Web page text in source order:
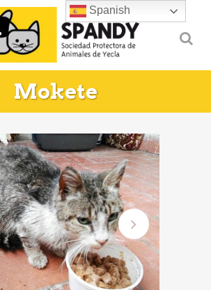
Mokete
Spanish